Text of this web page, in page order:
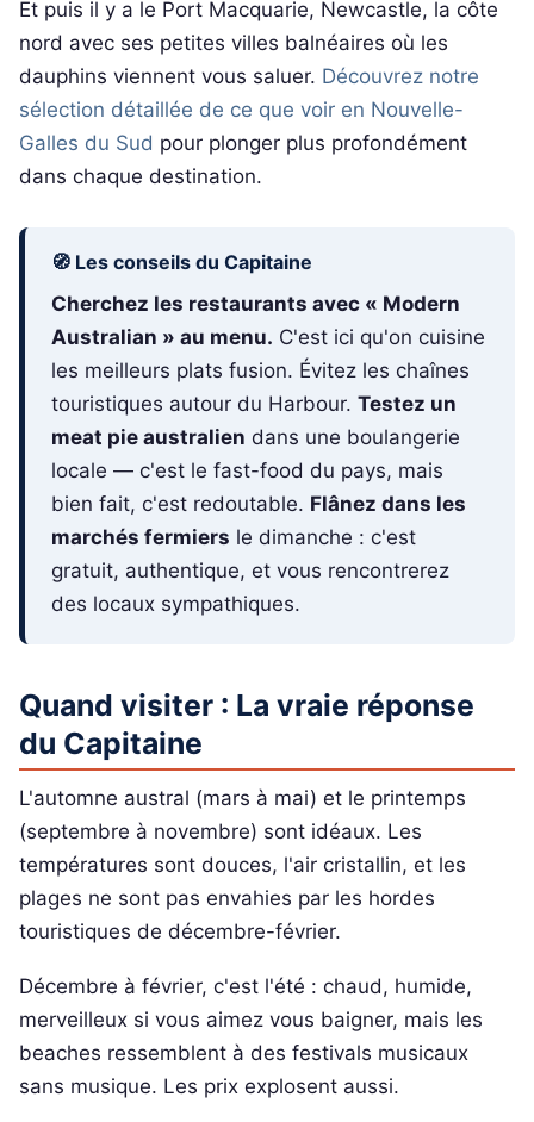
Et puis il y a le Port Macquarie, Newcastle, la côte
nord avec ses petites villes balnéaires où les
dauphins viennent vous saluer. Découvrez notre
sélection détaillée de ce que voir en Nouvelle-
Galles du Sud pour plonger plus profondément
dans chaque destination.
🧭 Les conseils du Capitaine
Cherchez les restaurants avec « Modern
Australian » au menu. C'est ici qu'on cuisine
les meilleurs plats fusion. Évitez les chaînes
touristiques autour du Harbour.Testez un
meat pie australien dans une boulangerie
locale — c'est le fast-food du pays, mais
bien fait, c'est redoutable. Flânez dans les
marchés fermiers le dimanche : c'est
gratuit, authentique, et vous rencontrerez
des locaux sympathiques.
Quand visiter : La vraie réponse
du Capitaine
L'automne austral (mars à mai) et le printemps
(septembre à novembre) sont idéaux. Les
températures sont douces, l'air cristallin, et les
plages ne sont pas envahies par les hordes
touristiques de décembre-février.
Décembre à février, c'est l'été : chaud, humide,
merveilleux si vous aimez vous baigner, mais les
beaches ressemblent à des festivals musicaux
sans musique. Les prix explosent aussi.